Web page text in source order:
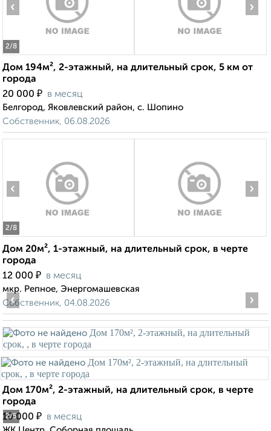
2/8
‹ ›
Дом 194м², 2-этажный, на длительный срок, 5 км от
города
20 000 ₽ в месяц
Белгород, Яковлевский район, с. Шопино
Собственник, 06.08.2026
2/8
‹ ›
Дом 20м², 1-этажный, на длительный срок, в черте
города
12 000 ₽ в месяц
мкр. Репное, Энергомашевская
Собственник, 04.08.2026
2/5
‹ ›
Дом 170м², 2-этажный, на длительный срок, в черте
города
10 000 ₽ в месяц